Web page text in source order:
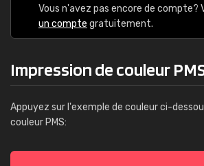
Vous n'avez pas encore de compte?
un compte gratuitement.
Impression de couleur PMS
Appuyez sur l'exemple de couleur ci-
couleur PMS: